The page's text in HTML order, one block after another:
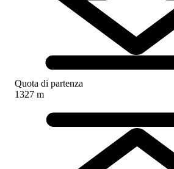
Quota di partenza
1327 m